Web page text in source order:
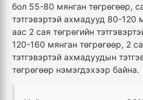
бол 55-80 мянган төгрөгөөр,
тэтгэвэртэй ахмадууд 80-120
аас 2 сая төгрөгийн
120-160 мянган төгрөгөөр, 2
тэтгэвэртэй ахмадуудын
төгрөгөөр нэмэгдэхээр байна.